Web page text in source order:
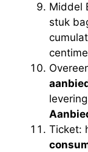
Middel
stuk
Ticket: